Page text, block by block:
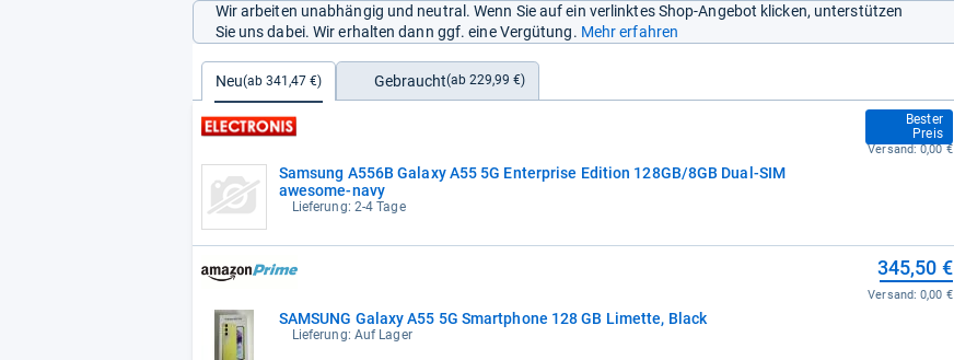
Wir arbeiten unabhängig und neutral. Wenn Sie auf ein verlinktes Shop-Angebot klicken, unterstützen
Sie uns dabei. Wir erhalten dann ggf. eine Vergütung. Mehr erfahren
Neu(ab 341,47 €) Gebraucht(ab 229,99 €)
Samsung A556B Galaxy A55 5G Enterprise Edition 128GB/8GB Dual-SIM
awesome-navy
Lieferung: 2-4 Tage
Bester
Preis
341,47 €
Versand:0,00 €
SAMSUNG Galaxy A55 5G Smartphone 128 GB Limette, Black
Lieferung: Auf Lager
345,50 €
Versand:0,00 €